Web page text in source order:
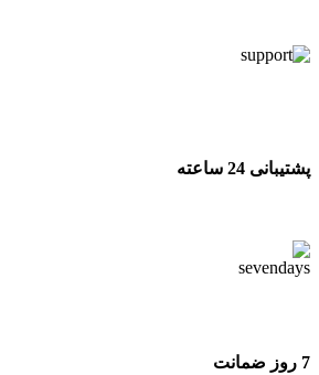
پشتیبانی 24 ساعته
7 روز ضمانت